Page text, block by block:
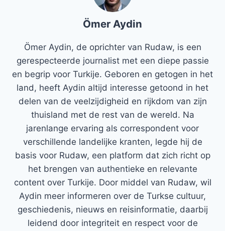
Ömer Aydin
Ömer Aydin, de oprichter van Rudaw, is een
gerespecteerde journalist met een diepe passie
en begrip voor Turkije. Geboren en getogen in het
land, heeft Aydin altijd interesse getoond in het
delen van de veelzijdigheid en rijkdom van zijn
thuisland met de rest van de wereld. Na
jarenlange ervaring als correspondent voor
verschillende landelijke kranten, legde hij de
basis voor Rudaw, een platform dat zich richt op
het brengen van authentieke en relevante
content over Turkije. Door middel van Rudaw, wil
Aydin meer informeren over de Turkse cultuur,
geschiedenis, nieuws en reisinformatie, daarbij
leidend door integriteit en respect voor de